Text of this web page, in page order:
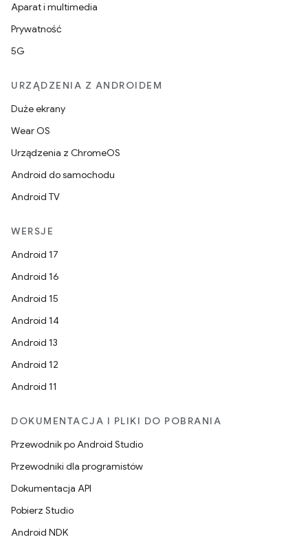
Aparat i multimedia
Prywatność
5G
URZĄDZENIA Z ANDROIDEM
Duże ekrany
Wear OS
Urządzenia z ChromeOS
Android do samochodu
Android TV
WERSJE
Android 17
Android 16
Android 15
Android 14
Android 13
Android 12
Android 11
DOKUMENTACJA I PLIKI DO POBRANIA
Przewodnik po Android Studio
Przewodniki dla programistów
Dokumentacja API
Pobierz Studio
Android NDK